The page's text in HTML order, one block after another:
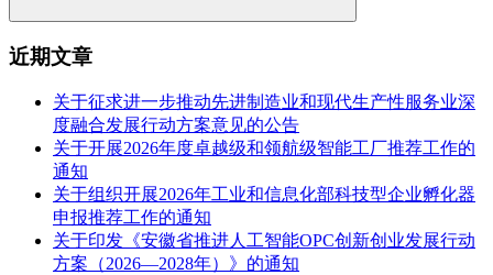
近期文章
关于征求进一步推动先进制造业和现代生产性服务业深
度融合发展行动方案意见的公告
关于开展2026年度卓越级和领航级智能工厂推荐工作的
通知
关于组织开展2026年工业和信息化部科技型企业孵化器
申报推荐工作的通知
关于印发《安徽省推进人工智能OPC创新创业发展行动
方案（2026—2028年）》的通知